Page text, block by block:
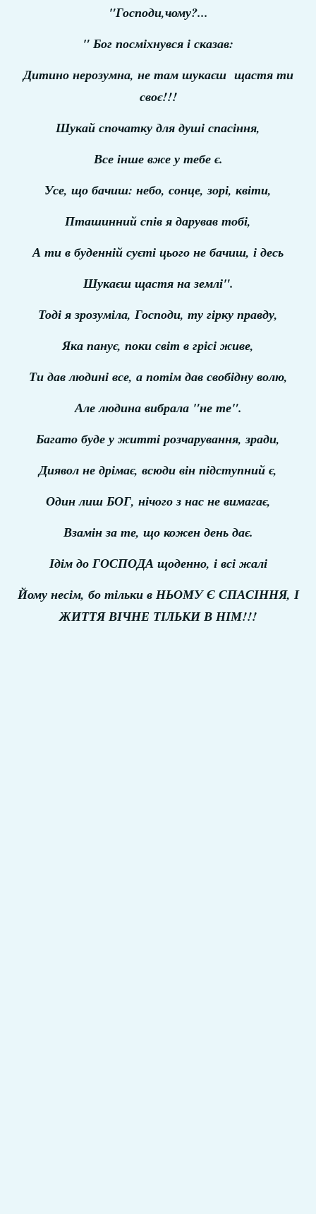
"Господи,чому?...
" Бог посміхнувся і сказав:
Дитино нерозумна, не там шукаєш щастя ти
своє!!!
Шукай спочатку для душі спасіння,
Все інше вже у тебе є.
Усе, що бачиш: небо, сонце, зорі, квіти,
Пташинний спів я дарував тобі,
А ти в буденній суєті цього не бачиш, і десь
Шукаєш щастя на землі".
Тоді я зрозуміла, Господи, ту гірку правду,
Яка панує, поки світ в грісі живе,
Ти дав людині все, а потім дав свобідну волю,
Але людина вибрала "не те".
Багато буде у житті розчарування, зради,
Диявол не дрімає, всюди він підступний є,
Один лиш БОГ, нічого з нас не вимагає,
Взамін за те, що кожен день дає.
Ідім до ГОСПОДА щоденно, і всі жалі
Йому несім, бо тільки в НЬОМУ Є СПАСІННЯ, І
ЖИТТЯ ВІЧНЕ ТІЛЬКИ В НІМ!!!